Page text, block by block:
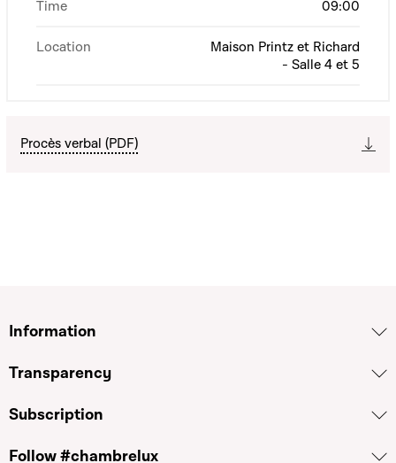
Time 09:00
Location
Maison Printz et Richard
- Salle 4 et 5
Procès verbal (PDF)
Information
Transparency
Subscription
Follow #chambrelux